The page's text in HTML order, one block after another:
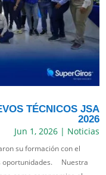
TÉCNICOS JSA
2026
Jun 1, 2026| Noticias
su formación con el
oportunidades. Nuestra